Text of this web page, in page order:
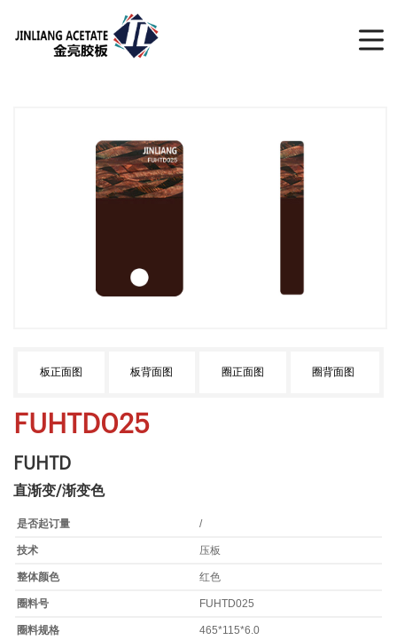
板正面图 板背面图 圈正面图 圈背面图
FUHTD025
FUHTD
直渐变/渐变色
是否起订量 /
技术 压板
整体颜色 红色
圈料号 FUHTD025
圈料规格 465*115*6.0